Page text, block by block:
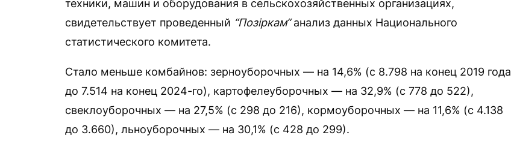
техники, машин и оборудования в сельскохозяйственных организациях,
свидетельствует проведенный “Позіркам“анализ данных Национального
статистического комитета.
Стало меньше комбайнов: зерноуборочных — на 14,6% (с 8.798 на конец 2019 года
до 7.514 на конец 2024-го), картофелеуборочных — на 32,9% (с 778 до 522),
свеклоуборочных — на 27,5% (с 298 до 216), кормоуборочных — на 11,6% (с 4.138
до 3.660), льноуборочных — на 30,1% (с 428 до 299).